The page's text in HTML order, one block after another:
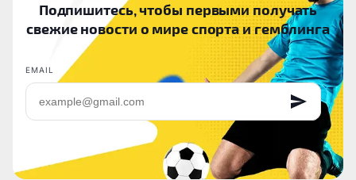
Подпишитесь, чтобы первыми получать
свежие новости о мире спорта и гемблинга
EMAIL